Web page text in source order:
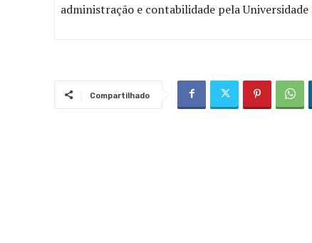
administração e contabilidade pela
Compartilhado